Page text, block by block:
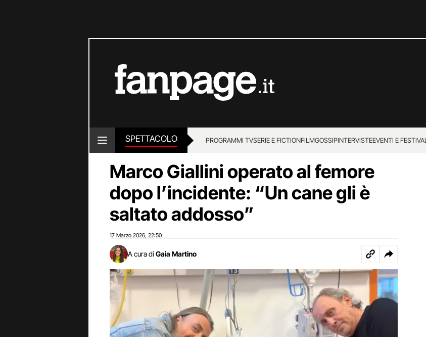
SPETTACOLO PROGRAMMI TVSERIE E FICTIONFILMGOSSIPINTERVISTEEVENTI E FESTIVAL
Marco Giallini operato al femore
dopo l’incidente: “Un cane gli è
saltato addosso”
17 Marzo 2026 22:50
A cura di Gaia Martino